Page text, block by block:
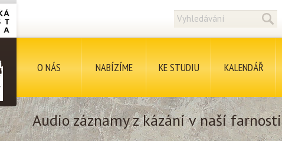
O NÁS NABÍZÍME KE STUDIU KALENDÁŘ
Audio záznamy z kázání v naší farnosti